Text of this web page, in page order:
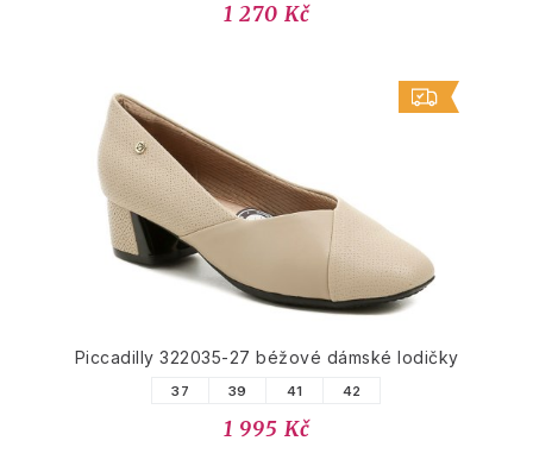
1 270 Kč
Piccadilly 322035-27 béžové dámské lodičky
37 39 41 42
1 995 Kč